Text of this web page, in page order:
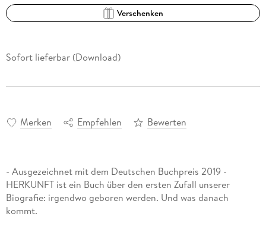
Verschenken
Sofort lieferbar (Download)
Merken Empfehlen Bewerten
- Ausgezeichnet mit dem Deutschen Buchpreis 2019 -
HERKUNFT ist ein Buch über den ersten Zufall unserer
Biografie: irgendwo geboren werden. Und was danach
kommt.